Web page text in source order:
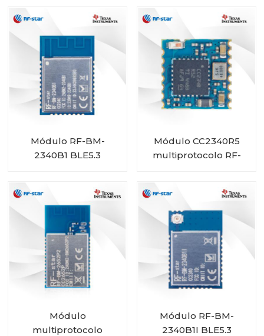
para veículos
Módulo RF-BM-
2340B1 BLE5.3
Módulo CC2340R5
multiprotocolo RF-
Módulo
multiprotocolo
Módulo RF-BM-
2340B1I BLE5.3